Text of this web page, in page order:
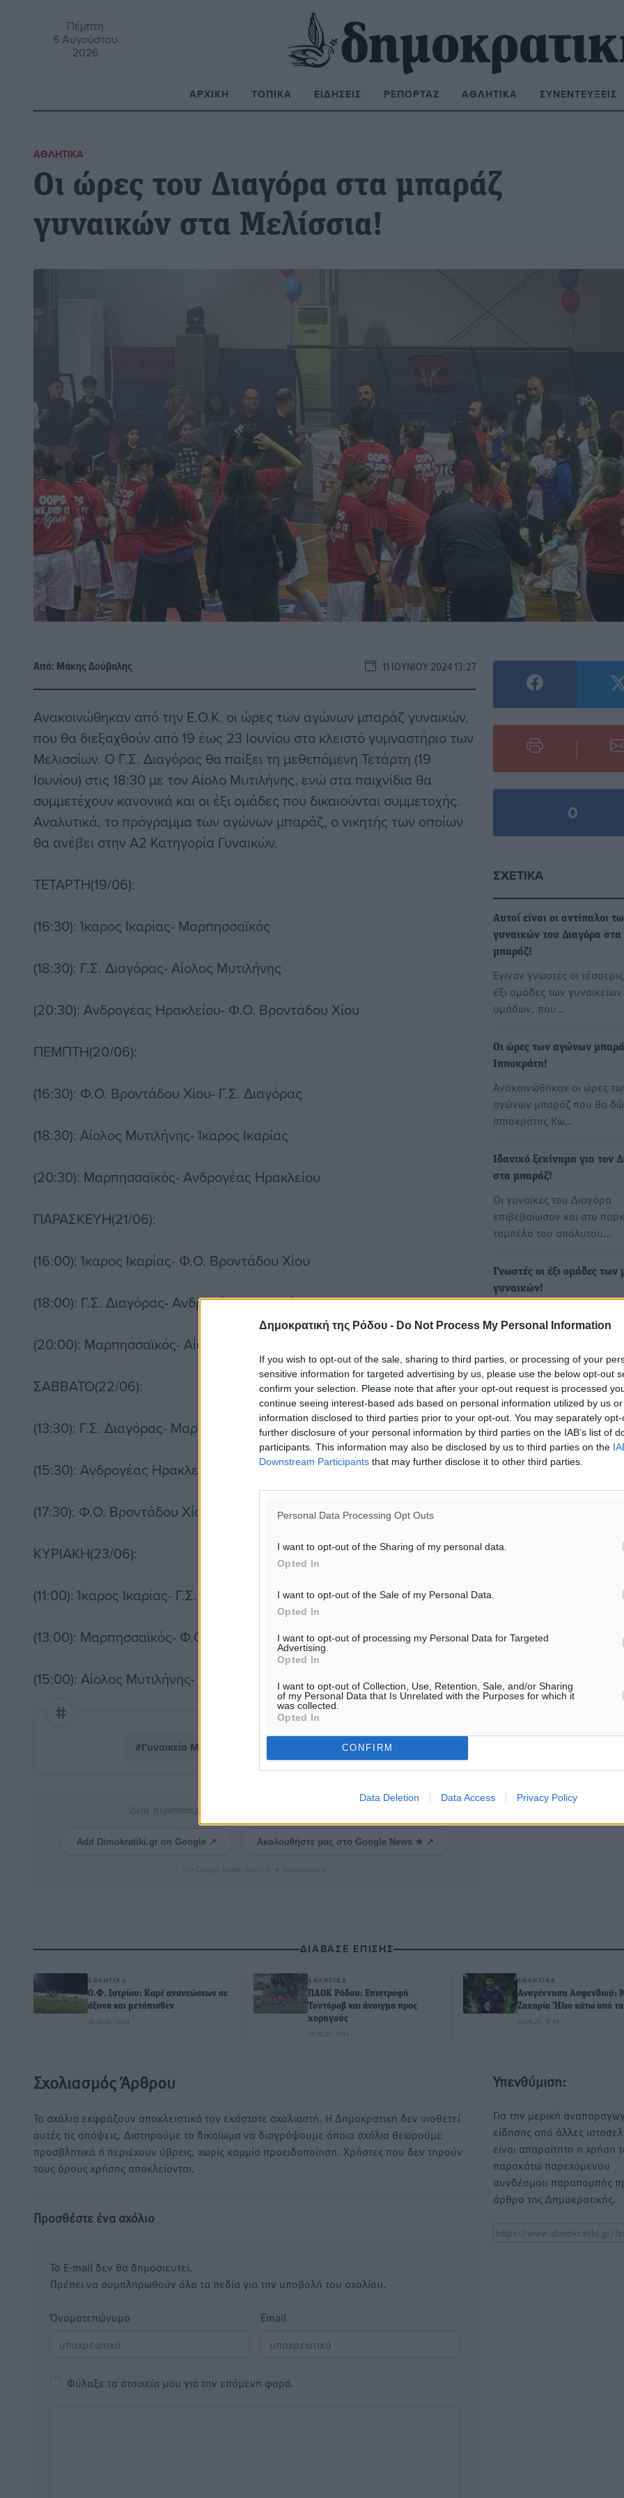
Δημοκρατική της Ρόδου - Do Not Process My Personal Information
If you wish to opt-out of the sale, sharing to third parties, or processing of your
sensitive information for targeted advertising by us, please use the below opt-out
confirm your selection. Please note that after your opt-out request is processed
continue seeing interest-based ads based on personal information utilized by us
information disclosed to third parties prior to your opt-out. You may separately
further disclosure of your personal information by third parties on the IAB’s list of
participants. This information may also be disclosed by us to third parties on the
Downstream Participants that may further disclose it to other third parties.
Personal Data Processing Opt Outs
I want to opt-out of the Sharing of my personal data.
Opted In
I want to opt-out of the Sale of my Personal Data.
Opted In
I want to opt-out of processing my Personal Data for Targeted
Advertising.
Opted In
I want to opt-out of Collection, Use, Retention, Sale, and/or Sharing
of my Personal Data that Is Unrelated with the Purposes for which it
was collected.
Opted In
CONFIRM
Data Deletion Data Access Privacy Policy
Πέμπτη
6 Αυγούστου
2026
ΑΡΧΙΚΉ ΤΟΠΙΚΆ ΕΙΔΉΣΕΙΣ ΡΕΠΟΡΤΆΖ ΑΘΛΗΤΙΚΆ ΣΥΝΕΝΤΕΎΞΕΙΣ
ΑΘΛΗΤΙΚΆ
Οι ώρες του Διαγόρα στα μπαράζ
γυναικών στα Μελίσσια!
Από: Μάκης Δούβαλης 11 ΙΟΥΝΊΟΥ 2024 13:27
Ανακοινώθηκαν από την Ε.Ο.Κ. οι ώρες των αγώνων μπαράζ γυναικών,
που θα διεξαχθούν από 19 έως 23 Ιουνίου στο κλειστό γυμναστήριο των
Μελισσίων. Ο Γ.Σ. Διαγόρας θα παίξει τη μεθεπόμενη Τετάρτη (19
Ιουνίου) στις 18:30 με τον Αίολο Μυτιλήνης, ενώ στα παιχνίδια θα
συμμετέχουν κανονικά και οι έξι ομάδες που δικαιούνται συμμετοχής.
Αναλυτικά, το πρόγραμμα των αγώνων μπαράζ, ο νικητής των οποίων
θα ανέβει στην Α2 Κατηγορία Γυναικών.
ΤΕΤΑΡΤΗ(19/06):
(16:30): Ίκαρος Ικαρίας- Μαρπησσαϊκός
(18:30): Γ.Σ. Διαγόρας- Αίολος Μυτιλήνης
(20:30): Ανδρογέας Ηρακλείου- Φ.Ο. Βροντάδου Χίου
ΠΕΜΠΤΗ(20/06):
(16:30): Φ.Ο. Βροντάδου Χίου- Γ.Σ. Διαγόρας
(18:30): Αίολος Μυτιλήνης- Ίκαρος Ικαρίας
(20:30): Μαρπησσαϊκός- Ανδρογέας Ηρακλείου
ΠΑΡΑΣΚΕΥΗ(21/06):
(16:00): Ίκαρος Ικαρίας- Φ.Ο. Βροντάδου Χίου
(18:00): Γ.Σ. Διαγόρας- Ανδρογέας Ηρακλείου
(20:00): Μαρπησσαϊκός- Αίολος Μυτιλήνης
ΣΑΒΒΑΤΟ(22/06):
(13:30): Γ.Σ. Διαγόρας- Μαρπησσαϊκός
(15:30): Ανδρογέας Ηρακλείου- Ίκαρος Ικαρίας
(17:30): Φ.Ο. Βροντάδου Χίου- Αίολος Μυτιλήνης
ΚΥΡΙΑΚΗ(23/06):
(11:00): Ίκαρος Ικαρίας- Γ.Σ. Διαγόρας
(13:00): Μαρπησσαϊκός- Φ.Ο. Βροντάδου Χίου
(15:00): Αίολος Μυτιλήνης- Ανδρογέας Ηρακλείου
#Γυναικείο Μπάσκετ #Μπαράζ
Δείτε περισσότερα άρθρα μας στα αποτελέσματα αναζήτησης
Add Dimokratiki.gr on Google ↗ Ακολουθήστε μας στο Google News ★ ↗
0
ΣΧΕΤΙΚΆ
Αυτοί είναι οι αντίπαλοι
γυναικών του Διαγόρα στα
μπαράζ!
Έγιναν γνωστές οι
έξι ομάδες των γυναικείων
ομάδων, που…
Οι ώρες των αγώνων
Ιπποκράτη!
Ανακοινώθηκαν οι ώρες
αγώνων μπαράζ που θα
Ιπποκράτης Κω…
Ιδανικό ξεκίνημα για τον
στα μπαράζ!
Οι γυναίκες του Διαγόρα
επιβεβαίωσαν και στο
ταμπέλα του απόλυτου…
Γνωστές οι έξι ομάδες των
γυναικών!
πρωταθλητής στην Τ.Ε.
ΔΙΑΒΑΣΕ ΕΠΙΣΗΣ
ΑΘΛΗΤΙΚΆ
Ο.Φ. Ιστρίου: Καρέ ανανεώσεων σε
άξονα και μετόπισθεν
05.08.26 · 18:34
ΑΘΛΗΤΙΚΆ
ΠΑΟΚ Ρόδου: Επιστροφή
Τοντόροβ και άνοιγμα προς
χορηγούς
05.08.26 · 17:44
ΑΘΛΗΤΙΚΆ
Αναγέννηση Ασφενδιού:
Ζαχαρία Ήλιο κάτω από τα
05.08.26 · 16:44
Σχολιασμός Άρθρου
Τα σχόλια εκφράζουν αποκλειστικά τον εκάστοτε σχολιαστή. Η Δημοκρατική δεν υιοθετεί
αυτές τις απόψεις. Διατηρούμε το δικαίωμα να διαγράψουμε όποια σχόλια θεωρούμε
προσβλητικά ή περιέχουν ύβρεις, χωρίς καμμία προειδοποίηση. Χρήστες που δεν τηρούν
τους όρους χρήσης αποκλείονται.
Προσθέστε ένα σχόλιο
Το E-mail δεν θα δημοσιευτεί.
Πρέπει να συμπληρωθούν όλα τα πεδία για την υποβολή του σχολίου.
Όνοματεπώνυμο Email
Φύλαξε τα στοιχεία μου για την επόμενη φορά.
Υπενθύμιση:
Για την μερική
είδησης από άλλες
είναι απαραίτητη η χρήση
παρακάτω παρεχόμενου
συνδέσμου παραπομπής
άρθρο της Δημοκρατικής.